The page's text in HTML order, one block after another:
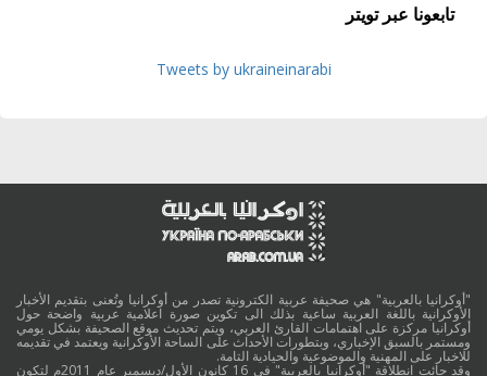
تابعونا عبر تويتر
Tweets by ukraineinarabi
"أوكرانيا بالعربية" هي صحيفة عربية الكترونية تصدر من أوكرانيا وتُعنى بتقديم الأخبار
الأوكرانية باللغة العربية ساعية بذلك الى تكوين صورة اعلامية عربية واضحة حول
أوكرانيا مركزة على اهتمامات القارئ العربي، ويتم تحديث موقع الصحيفة بشكل يومي
ومستمر بالسبق الإخباري، وبتطورات الأحداث على الساحة الأوكرانية ويعتمد في تقديمه
للاخبار على المهنية والموضوعية والحيادية التامة.
وقد جائت انطلاقة "أوكرانيا بالعربية" في 16 كانون الأول/ديسمبر عام 2011م لتكون